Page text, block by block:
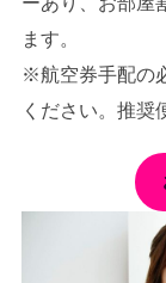
ます。
※航空券手配の
ください。推奨